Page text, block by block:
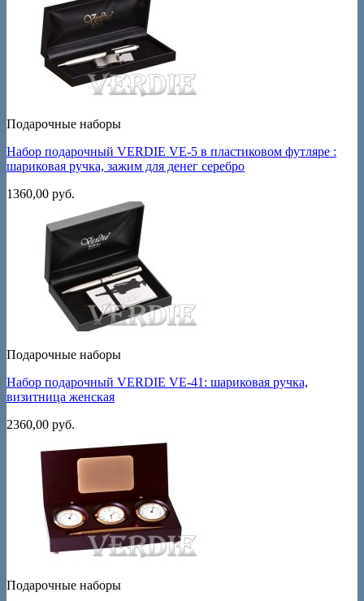
Подарочные наборы
Набор подарочный VERDIE VE-5 в пластиковом футляре :
шариковая ручка, зажим для денег серебро
1360,00 руб.
Подарочные наборы
Набор подарочный VERDIE VE-41: шариковая ручка,
визитница женская
2360,00 руб.
Подарочные наборы